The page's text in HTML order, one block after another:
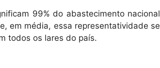
99% do abastecimento nacional
em média, essa representatividade se
todos os lares do país.